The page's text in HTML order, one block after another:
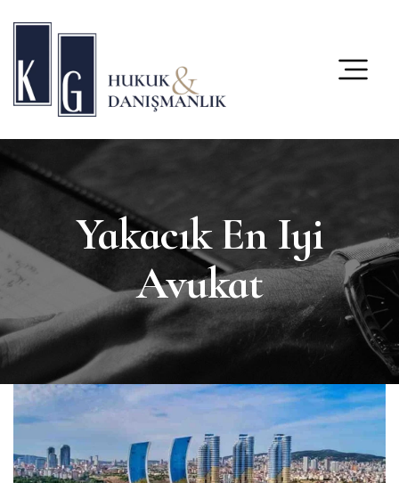
Yakacık En Iyi
Avukat